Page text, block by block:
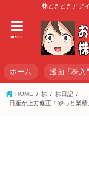
株ときどきアフ
menu
ホーム 漫画「株入
HOME 株
株日記
日産が上方修正！やっと業